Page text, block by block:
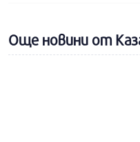
Още новини от